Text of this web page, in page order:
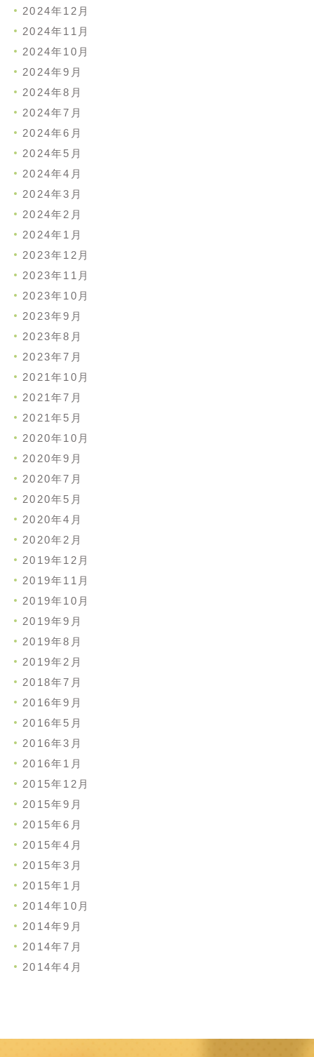
2024年12月
2024年11月
2024年10月
2024年9月
2024年8月
2024年7月
2024年6月
2024年5月
2024年4月
2024年3月
2024年2月
2024年1月
2023年12月
2023年11月
2023年10月
2023年9月
2023年8月
2023年7月
2021年10月
2021年7月
2021年5月
2020年10月
2020年9月
2020年7月
2020年5月
2020年4月
2020年2月
2019年12月
2019年11月
2019年10月
2019年9月
2019年8月
2019年2月
2018年7月
2016年9月
2016年5月
2016年3月
2016年1月
2015年12月
2015年9月
2015年6月
2015年4月
2015年3月
2015年1月
2014年10月
2014年9月
2014年7月
2014年4月